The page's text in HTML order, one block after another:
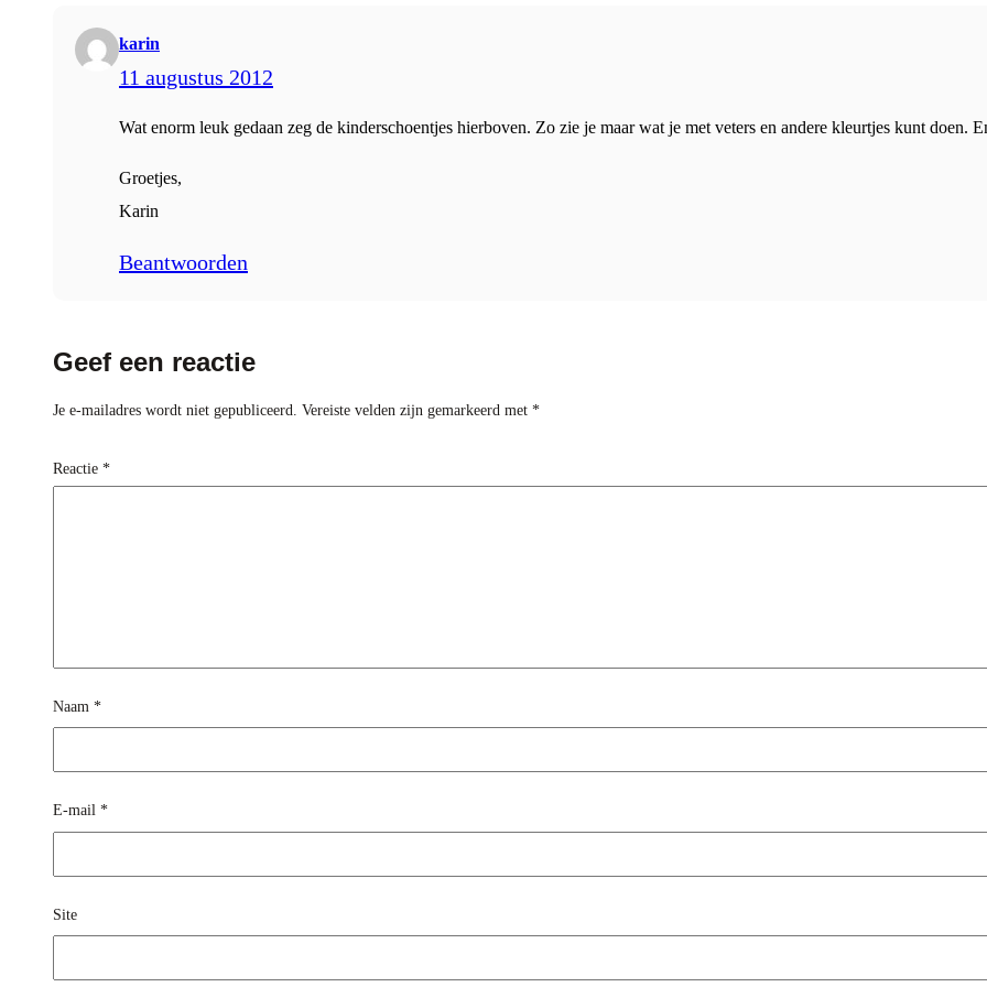
karin
11 augustus 2012
Wat enorm leuk gedaan zeg de kinderschoentjes hierboven. Zo zie je maar wat je met veters en andere kleurtjes kunt doen.
Groetjes,
Karin
Beantwoorden
Geef een reactie
Je e-mailadres wordt niet gepubliceerd. Vereiste velden zijn gemarkeerd met *
Reactie *
Naam *
E-mail *
Site